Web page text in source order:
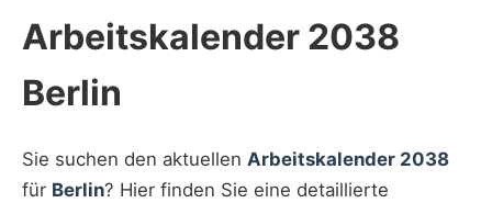
Arbeitskalender 2038
Berlin
Sie suchen den aktuellen Arbeitskalender 2038
für Berlin? Hier finden Sie eine detaillierte